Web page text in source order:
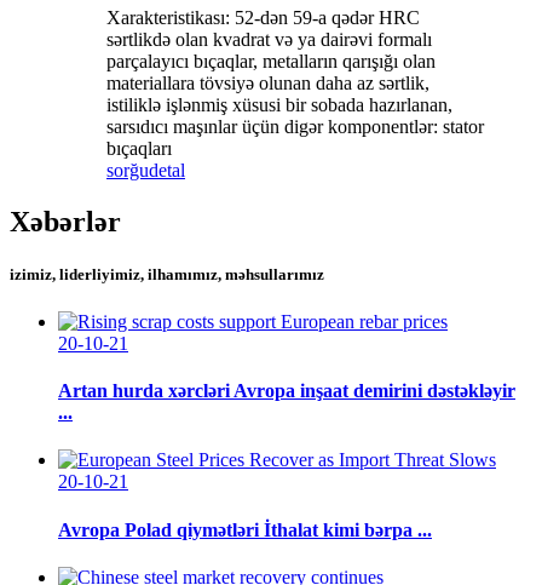
Xarakteristikası: 52-dən 59-a qədər HRC
sərtlikdə olan kvadrat və ya dairəvi formalı
parçalayıcı bıçaqlar, metalların qarışığı olan
materiallara tövsiyə olunan daha az sərtlik,
istiliklə işlənmiş xüsusi bir sobada hazırlanan,
sarsıdıcı maşınlar üçün digər komponentlər: stator
bıçaqları
sorğudetal
Xəbərlər
izimiz, liderliyimiz, ilhamımız, məhsullarımız
20-10-21
Artan hurda xərcləri Avropa inşaat demirini dəstəkləyir
...
20-10-21
Avropa Polad qiymətləri İthalat kimi bərpa ...